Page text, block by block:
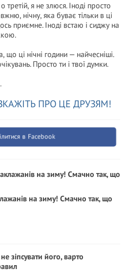
я не злюся. Іноді просто
нічну, яка буває тільки в ці
приємне. Іноді встаю і сиджу на
що ці нічні години — найчесніші.
Просто ти і твої думки.
ПРО ЦЕ ДРУЗЯМ!
в Facebook
на зиму! Смачно так, що